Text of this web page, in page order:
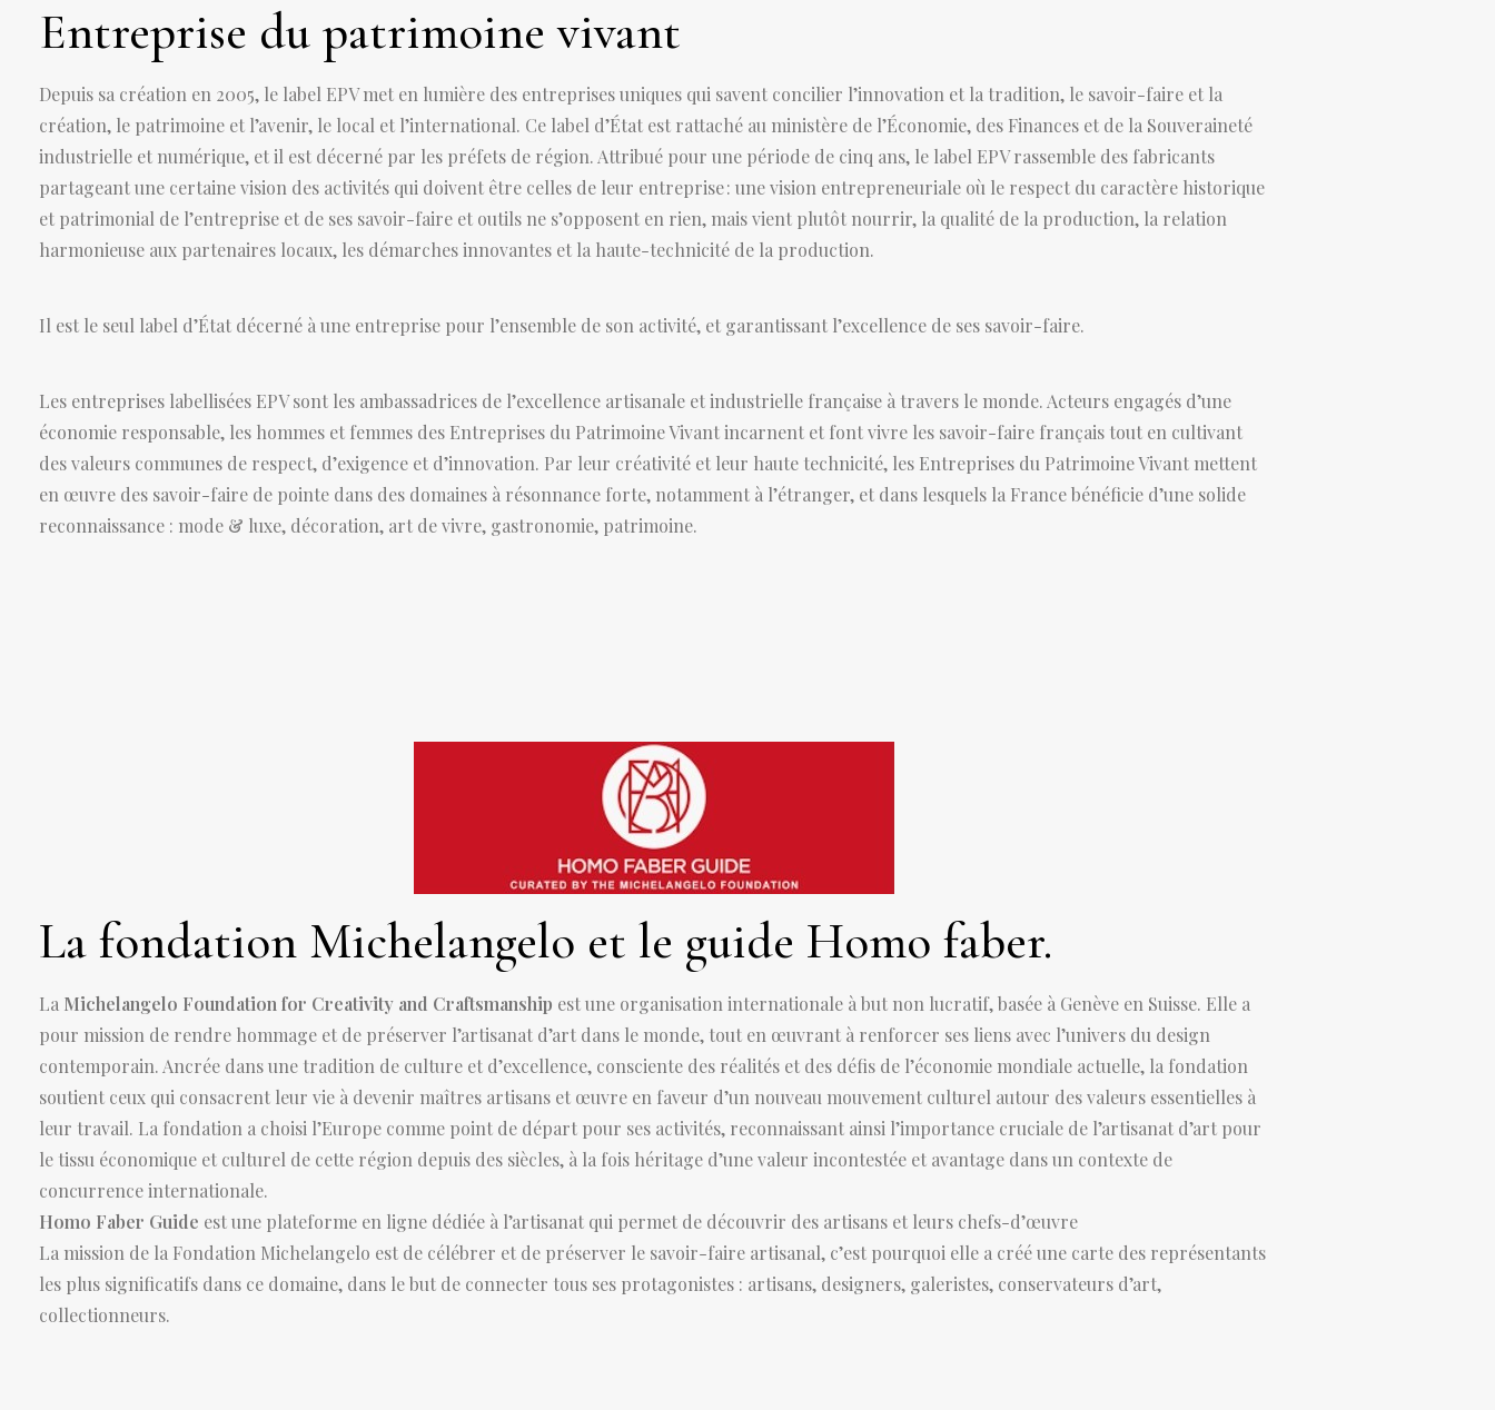
Entreprise du patrimoine vivant
Depuis sa création en 2005, le label EPV met en lumière des entreprises uniques qui savent concilier l’innovation et la tradition, le savoir-faire et la
création, le patrimoine et l’avenir, le local et l’international. Ce label d’État est rattaché au ministère de l’Économie, des Finances et de la Souveraineté
industrielle et numérique, et il est décerné par les préfets de région. Attribué pour une période de cinq ans, le label EPV rassemble des fabricants
partageant une certaine vision des activités qui doivent être celles de leur entreprise : une vision entrepreneuriale où le respect du caractère historique
et patrimonial de l’entreprise et de ses savoir-faire et outils ne s’opposent en rien, mais vient plutôt nourrir, la qualité de la production, la relation
harmonieuse aux partenaires locaux, les démarches innovantes et la haute-technicité de la production.
Il est le seul label d’État décerné à une entreprise pour l’ensemble de son activité, et garantissant l’excellence de ses savoir-faire.
Les entreprises labellisées EPV sont les ambassadrices de l’excellence artisanale et industrielle française à travers le monde. Acteurs engagés d’une
économie responsable, les hommes et femmes des Entreprises du Patrimoine Vivant incarnent et font vivre les savoir-faire français tout en cultivant
des valeurs communes de respect, d’exigence et d’innovation. Par leur créativité et leur haute technicité, les Entreprises du Patrimoine Vivant mettent
en œuvre des savoir-faire de pointe dans des domaines à résonnance forte, notamment à l’étranger, et dans lesquels la France bénéficie d’une solide
reconnaissance : mode & luxe, décoration, art de vivre, gastronomie, patrimoine.
La fondation Michelangelo et le guide Homo faber.
La Michelangelo Foundation for Creativity and Craftsmanship est une organisation internationale à but non lucratif, basée à Genève en Suisse. Elle a
pour mission de rendre hommage et de préserver l’artisanat d’art dans le monde, tout en œuvrant à renforcer ses liens avec l’univers du design
contemporain. Ancrée dans une tradition de culture et d’excellence, consciente des réalités et des défis de l’économie mondiale actuelle, la fondation
soutient ceux qui consacrent leur vie à devenir maîtres artisans et œuvre en faveur d’un nouveau mouvement culturel autour des valeurs essentielles à
leur travail. La fondation a choisi l’Europe comme point de départ pour ses activités, reconnaissant ainsi l’importance cruciale de l’artisanat d’art pour
le tissu économique et culturel de cette région depuis des siècles, à la fois héritage d’une valeur incontestée et avantage dans un contexte de
concurrence internationale.
Homo Faber Guide est une plateforme en ligne dédiée à l’artisanat qui permet de découvrir des artisans et leurs chefs-d’œuvre
La mission de la Fondation Michelangelo est de célébrer et de préserver le savoir-faire artisanal, c’est pourquoi elle a créé une carte des représentants
les plus significatifs dans ce domaine, dans le but de connecter tous ses protagonistes : artisans, designers, galeristes, conservateurs d’art,
collectionneurs.